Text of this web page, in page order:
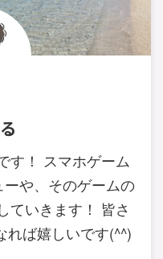
す！ スマホゲーム
や、そのゲームの
ていきます！ 皆さ
れば嬉しいです(^^)